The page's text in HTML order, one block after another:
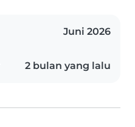
Juni 2026
2 bulan yang lalu